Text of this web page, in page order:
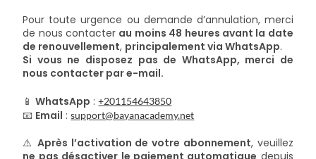
Pour toute urgence ou demande d’annulation, merci
de nous contacter au moins 48 heures avant la date
de renouvellement, principalement via WhatsApp.
Si vous ne disposez pas de WhatsApp, merci de
nous contacter par e-mail.
📱WhatsApp :+201154643850
📧 Email :support@bayanacademy.net
⚠️ Après l’activation de votre abonnement, veuillez
ne pas désactiver le paiement automatique depuis